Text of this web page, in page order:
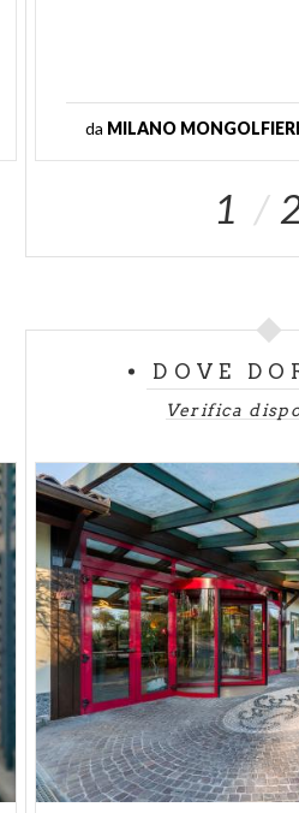
da MILANO
1
DOVE
Verifica